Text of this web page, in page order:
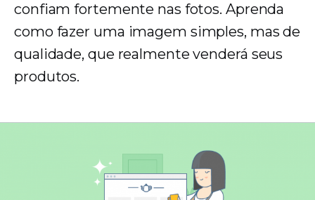
confiam fortemente nas fotos. Aprenda
como fazer uma imagem simples, mas de
qualidade, que realmente venderá seus
produtos.